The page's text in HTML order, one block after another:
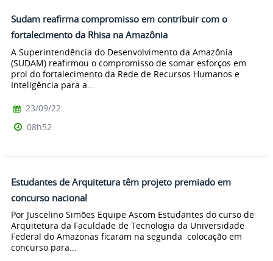
Sudam reafirma compromisso em contribuir com o
fortalecimento da Rhisa na Amazônia
A Superintendência do Desenvolvimento da Amazônia
(SUDAM) reafirmou o compromisso de somar esforços em
prol do fortalecimento da Rede de Recursos Humanos e
Inteligência para a...
23/09/22
08h52
Estudantes de Arquitetura têm projeto premiado em
concurso nacional
Por Juscelino Simões Equipe Ascom Estudantes do curso de
Arquitetura da Faculdade de Tecnologia da Universidade
Federal do Amazonas ficaram na segunda colocação em
concurso para...